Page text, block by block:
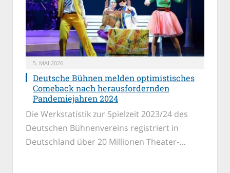
5. MAI 2026
Deutsche Bühnen melden optimistisches
Comeback nach herausfordernden
Pandemiejahren 2024
Die Werkstatistik zur Spielzeit 2023/24 des
Deutschen Bühnenvereins registriert in
Deutschland über 20 Millionen Theater-…